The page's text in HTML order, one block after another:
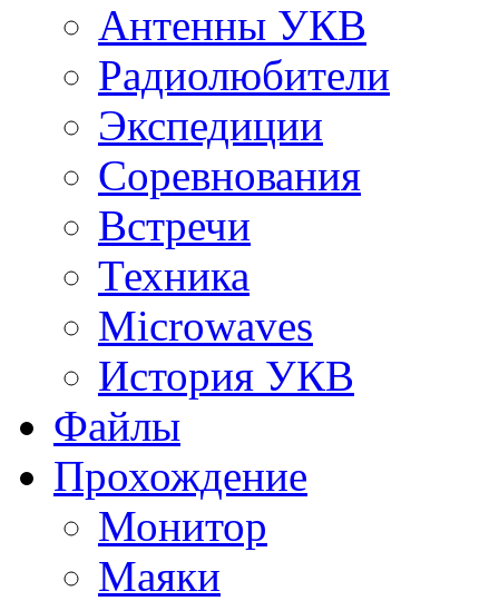
Антенны УКВ
Радиолюбители
Экспедиции
Соревнования
Встречи
Техника
Microwaves
История УКВ
Файлы
Прохождение
Монитор
Маяки